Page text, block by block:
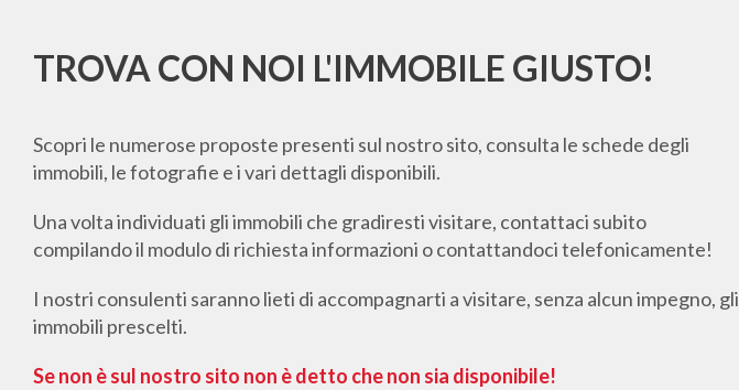
TROVA CON NOI L'IMMOBILE GIUSTO!
Scopri le numerose proposte presenti sul nostro sito, consulta le schede degli
immobili, le fotografie e i vari dettagli disponibili.
Una volta individuati gli immobili che gradiresti visitare, contattaci subito
compilando il modulo di richiesta informazioni o contattandoci telefonicamente!
I nostri consulenti saranno lieti di accompagnarti a visitare, senza alcun impegno, gli
immobili prescelti.
Se non è sul nostro sito non è detto che non sia disponibile!